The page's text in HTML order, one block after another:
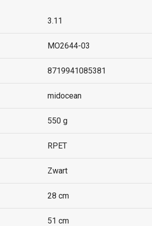
3.11
MO2644-03
8719941085381
midocean
550 g
RPET
Zwart
28 cm
51 cm